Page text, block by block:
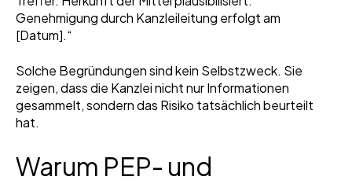
Genehmigung durch Kanzleileitung erfolgt am
[Datum].“
Solche Begründungen sind kein Selbstzweck. Sie
zeigen, dass die Kanzlei nicht nur Informationen
gesammelt, sondern das Risiko tatsächlich beurteilt
hat.
Warum PEP- und